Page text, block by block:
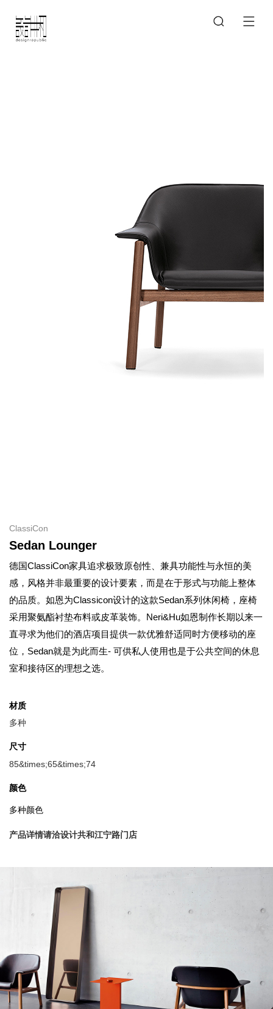
ClassiCon
Sedan Lounger
德国ClassiCon家具追求极致原创性、兼具功能性与永恒的美
感，风格并非最重要的设计要素，而是在于形式与功能上整体
的品质。如恩为Classicon设计的这款Sedan系列休闲椅，座椅
采用聚氨酯衬垫布料或皮革装饰。Neri&Hu如恩制作长期以来一
直寻求为他们的酒店项目提供一款优雅舒适同时方便移动的座
位，Sedan就是为此而生- 可供私人使用也是于公共空间的休息
室和接待区的理想之选。
材质
多种
尺寸
85&times;65&times;74
颜色
多种颜色
产品详情请洽设计共和江宁路门店